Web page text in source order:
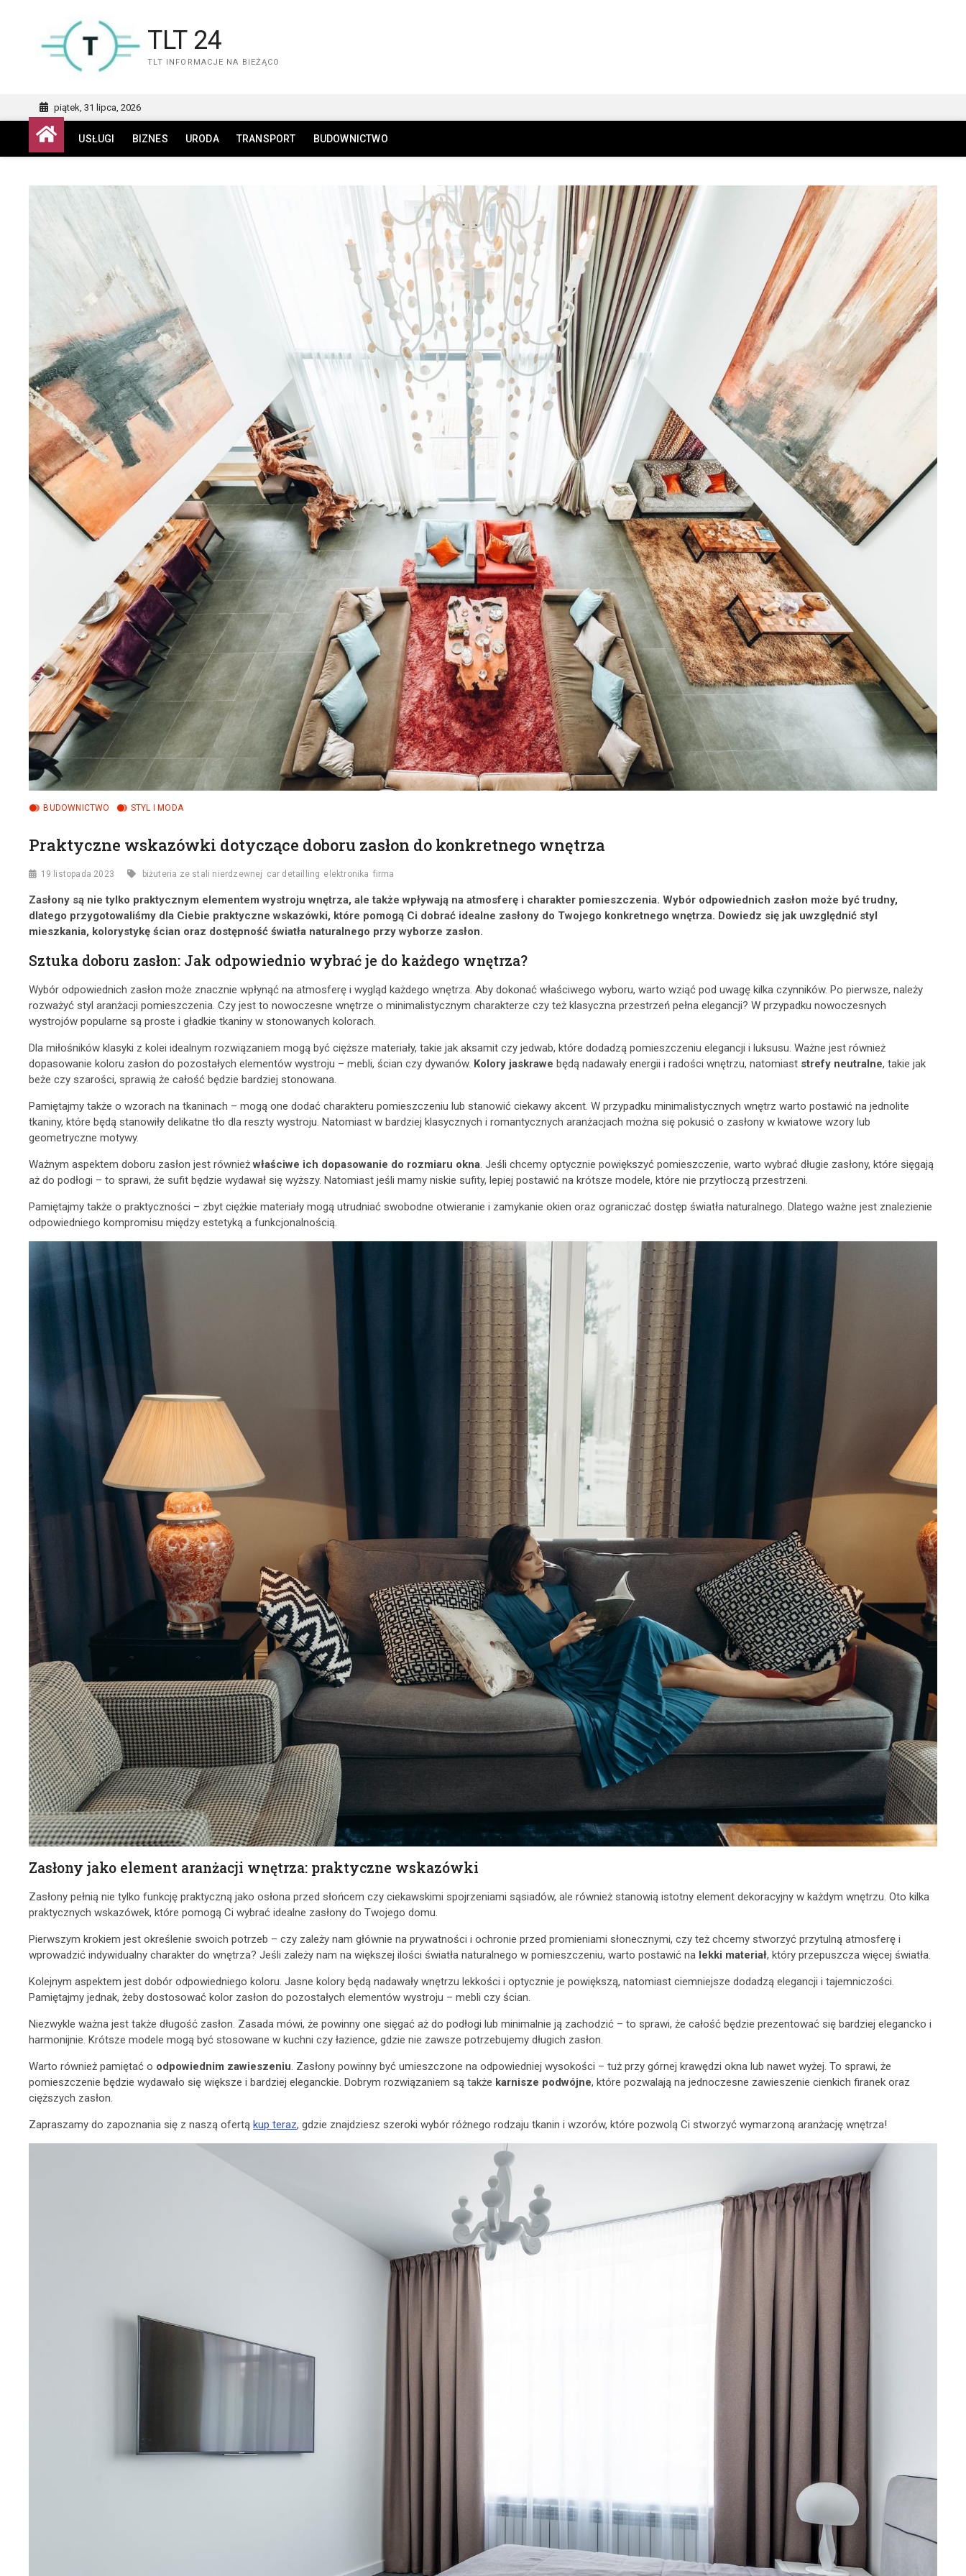
TLT 24
TLT INFORMACJE NA BIEŻĄCO
piątek, 31 lipca, 2026
USŁUGI BIZNES URODA TRANSPORT BUDOWNICTWO
BUDOWNICTWO STYL I MODA
Praktyczne wskazówki dotyczące doboru zasłon do konkretnego wnętrza
19 listopada 2023 biżuteria ze stali nierdzewnej car detailling elektronika firma
Zasłony są nie tylko praktycznym elementem wystroju wnętrza, ale także wpływają na atmosferę i charakter pomieszczenia. Wybór odpowiednich zasłon może być trudny,
dlatego przygotowaliśmy dla Ciebie praktyczne wskazówki, które pomogą Ci dobrać idealne zasłony do Twojego konkretnego wnętrza. Dowiedz się jak uwzględnić styl
mieszkania, kolorystykę ścian oraz dostępność światła naturalnego przy wyborze zasłon.
Sztuka doboru zasłon: Jak odpowiednio wybrać je do każdego wnętrza?
Wybór odpowiednich zasłon może znacznie wpłynąć na atmosferę i wygląd każdego wnętrza. Aby dokonać właściwego wyboru, warto wziąć pod uwagę kilka czynników. Po pierwsze, należy
rozważyć styl aranżacji pomieszczenia. Czy jest to nowoczesne wnętrze o minimalistycznym charakterze czy też klasyczna przestrzeń pełna elegancji? W przypadku nowoczesnych
wystrojów popularne są proste i gładkie tkaniny w stonowanych kolorach.
Dla miłośników klasyki z kolei idealnym rozwiązaniem mogą być cięższe materiały, takie jak aksamit czy jedwab, które dodadzą pomieszczeniu elegancji i luksusu. Ważne jest również
dopasowanie koloru zasłon do pozostałych elementów wystroju – mebli, ścian czy dywanów. Kolory jaskrawe będą nadawały energii i radości wnętrzu, natomiast strefy neutralne, takie jak
beże czy szarości, sprawią że całość będzie bardziej stonowana.
Pamiętajmy także o wzorach na tkaninach – mogą one dodać charakteru pomieszczeniu lub stanowić ciekawy akcent. W przypadku minimalistycznych wnętrz warto postawić na jednolite
tkaniny, które będą stanowiły delikatne tło dla reszty wystroju. Natomiast w bardziej klasycznych i romantycznych aranżacjach można się pokusić o zasłony w kwiatowe wzory lub
geometryczne motywy.
Ważnym aspektem doboru zasłon jest równieżwłaściwe ich dopasowanie do rozmiaru okna. Jeśli chcemy optycznie powiększyć pomieszczenie, warto wybrać długie zasłony, które sięgają
aż do podłogi – to sprawi, że sufit będzie wydawał się wyższy. Natomiast jeśli mamy niskie sufity, lepiej postawić na krótsze modele, które nie przytłoczą przestrzeni.
Pamiętajmy także o praktyczności – zbyt ciężkie materiały mogą utrudniać swobodne otwieranie i zamykanie okien oraz ograniczać dostęp światła naturalnego. Dlatego ważne jest znalezienie
odpowiedniego kompromisu między estetyką a funkcjonalnością.
Zasłony jako element aranżacji wnętrza: praktyczne wskazówki
Zasłony pełnią nie tylko funkcję praktyczną jako osłona przed słońcem czy ciekawskimi spojrzeniami sąsiadów, ale również stanowią istotny element dekoracyjny w każdym wnętrzu. Oto kilka
praktycznych wskazówek, które pomogą Ci wybrać idealne zasłony do Twojego domu.
Pierwszym krokiem jest określenie swoich potrzeb – czy zależy nam głównie na prywatności i ochronie przed promieniami słonecznymi, czy też chcemy stworzyć przytulną atmosferę i
wprowadzić indywidualny charakter do wnętrza? Jeśli zależy nam na większej ilości światła naturalnego w pomieszczeniu, warto postawić na lekki materiał, który przepuszcza więcej światła.
Kolejnym aspektem jest dobór odpowiedniego koloru. Jasne kolory będą nadawały wnętrzu lekkości i optycznie je powiększą, natomiast ciemniejsze dodadzą elegancji i tajemniczości.
Pamiętajmy jednak, żeby dostosować kolor zasłon do pozostałych elementów wystroju – mebli czy ścian.
Niezwykle ważna jest także długość zasłon. Zasada mówi, że powinny one sięgać aż do podłogi lub minimalnie ją zachodzić – to sprawi, że całość będzie prezentować się bardziej elegancko i
harmonijnie. Krótsze modele mogą być stosowane w kuchni czy łazience, gdzie nie zawsze potrzebujemy długich zasłon.
Warto również pamiętać o odpowiednim zawieszeniu. Zasłony powinny być umieszczone na odpowiedniej wysokości – tuż przy górnej krawędzi okna lub nawet wyżej. To sprawi, że
pomieszczenie będzie wydawało się większe i bardziej eleganckie. Dobrym rozwiązaniem są także karnisze podwójne, które pozwalają na jednoczesne zawieszenie cienkich firanek oraz
cięższych zasłon.
Zapraszamy do zapoznania się z naszą ofertąkup teraz, gdzie znajdziesz szeroki wybór różnego rodzaju tkanin i wzorów, które pozwolą Ci stworzyć wymarzoną aranżację wnętrza!